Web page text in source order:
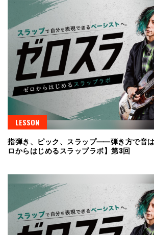
LESSON
指弾き、ピック、スラップ⸺弾き方で音
ロからはじめるスラップラボ】第3回